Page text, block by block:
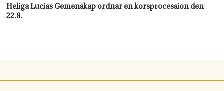
Heliga Lucias Gemenskap ordnar en korsprocession den
22.8.